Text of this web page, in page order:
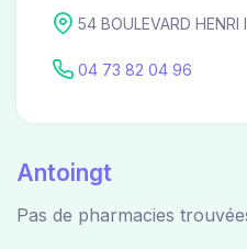
54 BOULEVARD
04 73 82 04 96
Antoingt
Pas de pharmacies